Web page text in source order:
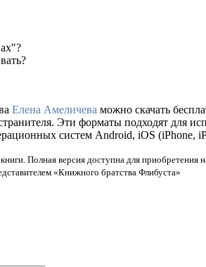
Елена Амеличева можно скачать
Эти форматы подходят для
систем Android, iOS (iPhone,
Полная версия доступна для приобретения
«Книжного братства Флибуста»